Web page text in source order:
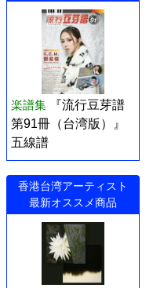
楽譜集
『流行豆芽譜
第91冊（台湾版）』
五線譜
香港台湾アーティスト
最新オススメ商品